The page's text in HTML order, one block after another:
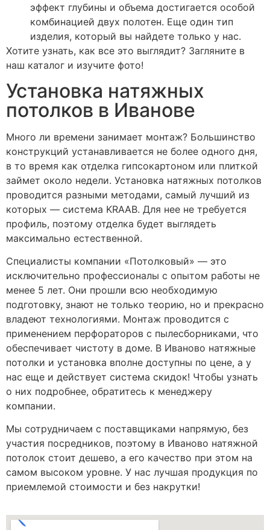
эффект глубины и объема достигается особой
комбинацией двух полотен. Еще один тип
изделия, который вы найдете только у нас.
Хотите узнать, как все это выглядит? Загляните в
наш каталог и изучите фото!
Установка натяжных
потолков в Иванове
Много ли времени занимает монтаж? Большинство
конструкций устанавливается не более одного дня,
в то время как отделка гипсокартоном или плиткой
займет около недели. Установка натяжных потолков
проводится разными методами, самый лучший из
которых — система KRAAB. Для нее не требуется
профиль, поэтому отделка будет выглядеть
максимально естественной.
Специалисты компании «Потолковый» — это
исключительно профессионалы с опытом работы не
менее 5 лет. Они прошли всю необходимую
подготовку, знают не только теорию, но и прекрасно
владеют технологиями. Монтаж проводится с
применением перфораторов с пылесборниками, что
обеспечивает чистоту в доме. В Иваново натяжные
потолки и установка вполне доступны по цене, а у
нас еще и действует система скидок! Чтобы узнать
о них подробнее, обратитесь к менеджеру
компании.
Мы сотрудничаем с поставщиками напрямую, без
участия посредников, поэтому в Иваново натяжной
потолок стоит дешево, а его качество при этом на
самом высоком уровне. У нас лучшая продукция по
приемлемой стоимости и без накрутки!